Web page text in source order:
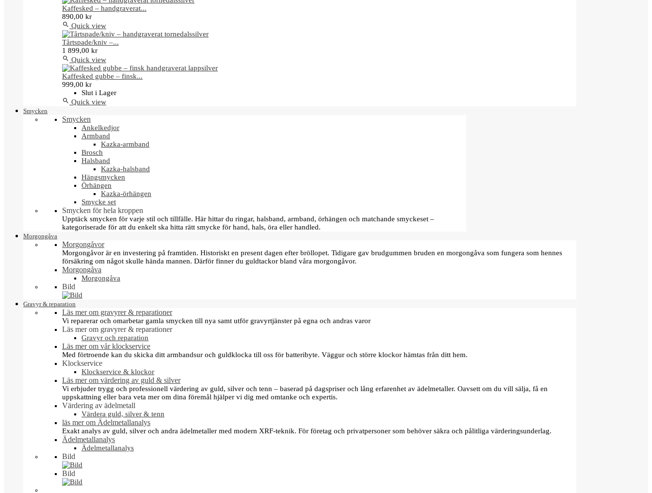
Kaffesked – handgraverat...
890,00 kr
 Quick view
Tårtspade/kniv –...
1 899,00 kr
 Quick view
Kaffesked gubbe – finsk...
999,00 kr
Slut i Lager
 Quick view
Smycken
Smycken
Ankelkedjor
Armband
Kazka-armband
Brosch
Halsband
Kazka-halsband
Hängsmycken
Örhängen
Kazka-örhängen
Smycke set
Smycken för hela kroppen
Upptäck smycken för varje stil och tillfälle. Här hittar du ringar, halsband, armband, örhängen och matchande smyckeset –
kategoriserade för att du enkelt ska hitta rätt smycke för hand, hals, öra eller handled.
Morgongåva
Morgongåvor
Morgongåvor är en investering på framtiden. Historiskt en present dagen efter bröllopet. Tidigare gav brudgummen bruden en morgongåva som fungera som hennes
försäkring om något skulle hända mannen. Därför finner du guldtackor bland våra morgongåvor.
Morgongåva
Morgongåva
Bild
Gravyr & reparation
Läs mer om gravyrer & reparationer
Vi reparerar och omarbetar gamla smycken till nya samt utför gravyrtjänster på egna och andras varor
Läs mer om gravyrer & reparationer
Gravyr och reparation
Läs mer om vår klockservice
Med förtroende kan du skicka ditt armbandsur och guldklocka till oss för batteribyte. Väggur och större klockor hämtas från ditt hem.
Klockservice
Klockservice & klockor
Läs mer om värdering av guld & silver
Vi erbjuder trygg och professionell värdering av guld, silver och tenn – baserad på dagspriser och lång erfarenhet av ädelmetaller. Oavsett om du vill sälja, få en
uppskattning eller bara veta mer om dina föremål hjälper vi dig med omtanke och expertis.
Värdering av ädelmetall
Värdera guld, silver & tenn
läs mer om Ädelmetallanalys
Exakt analys av guld, silver och andra ädelmetaller med modern XRF‑teknik. För företag och privatpersoner som behöver säkra och pålitliga värderingsunderlag.
Ädelmetallanalys
Ädelmetallanalys
Bild
Bild